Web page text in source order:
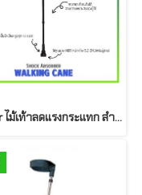
Exeter ไม้เท้าลดแรงกระแทก สำหรับผู้ชาย(สีดำ)